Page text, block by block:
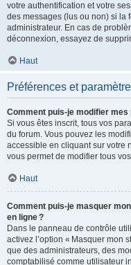
votre authentification et votre
des messages (lus ou non) si la
administrateur. En cas de
déconnexion, essayez de
Haut
Préférences et
Comment puis-je modifier mes
Si vous êtes inscrit, tous vos
du forum. Vous pouvez les
accessible en cliquant sur votre
vous permet de modifier tous
Haut
Comment puis-je masquer
en ligne ?
Dans le panneau de contrôle
activez l’option « Masquer mon
que des administrateurs, des
comptabilisé comme utilisateur